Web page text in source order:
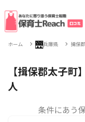
ホーム 🌉兵庫県 揖保
【揖保郡太子
人
条件にあう